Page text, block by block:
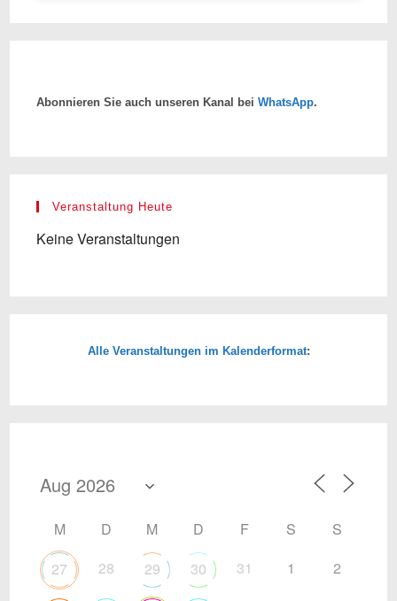
Abonnieren Sie auch unseren Kanal beiWhatsApp.
Veranstaltung Heute
Keine Veranstaltungen
Alle Veranstaltungen im Kalenderformat:
M D M D F S
S
27
28 29 30 31 1 2